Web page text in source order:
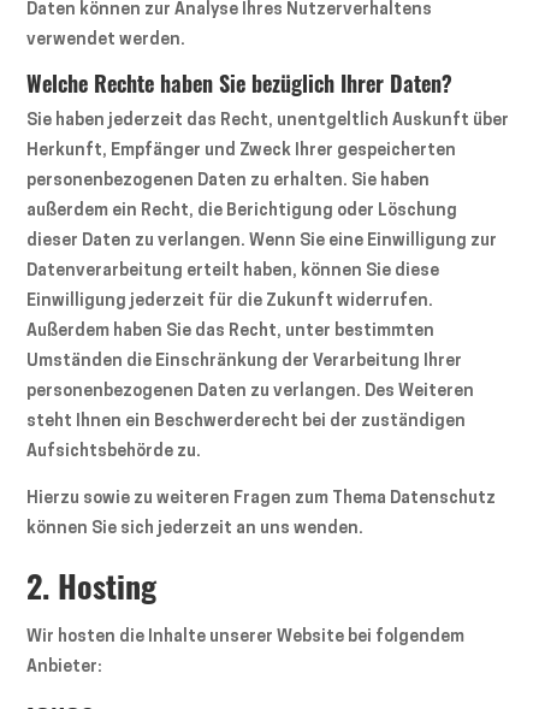
Daten können zur Analyse Ihres Nutzerverhaltens
verwendet werden.
Welche Rechte haben Sie bezüglich Ihrer Daten?
Sie haben jederzeit das Recht, unentgeltlich Auskunft über
Herkunft, Empfänger und Zweck Ihrer gespeicherten
personenbezogenen Daten zu erhalten. Sie haben
außerdem ein Recht, die Berichtigung oder Löschung
dieser Daten zu verlangen. Wenn Sie eine Einwilligung zur
Datenverarbeitung erteilt haben, können Sie diese
Einwilligung jederzeit für die Zukunft widerrufen.
Außerdem haben Sie das Recht, unter bestimmten
Umständen die Einschränkung der Verarbeitung Ihrer
personenbezogenen Daten zu verlangen. Des Weiteren
steht Ihnen ein Beschwerderecht bei der zuständigen
Aufsichtsbehörde zu.
Hierzu sowie zu weiteren Fragen zum Thema Datenschutz
können Sie sich jederzeit an uns wenden.
2. Hosting
Wir hosten die Inhalte unserer Website bei folgendem
Anbieter: